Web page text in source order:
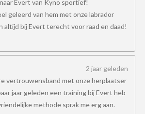
Evert van Kyno sportief!
geleerd van hem met onze labrador
altijd bij Evert terecht voor raad en daad!
2 jaar geleden
vertrouwensband met onze herplaatser
jaar geleden een training bij Evert heb
methode sprak me erg aan.